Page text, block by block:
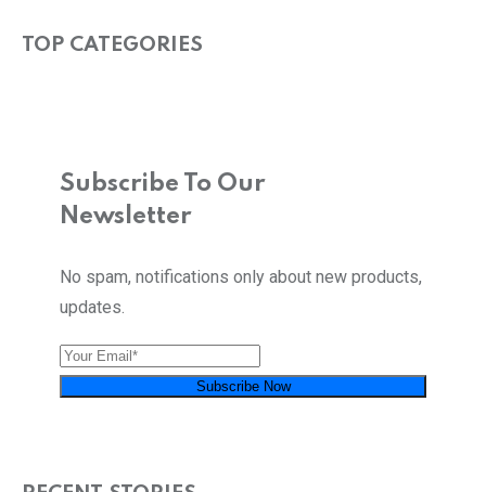
TOP CATEGORIES
Subscribe To Our
Newsletter
No spam, notifications only about new products,
updates.
Subscribe Now